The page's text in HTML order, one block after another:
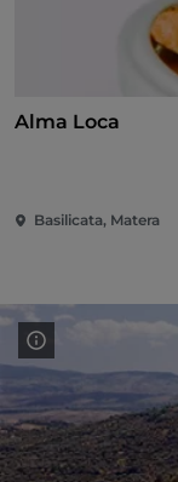
Alma Loca
Basilicata, Matera